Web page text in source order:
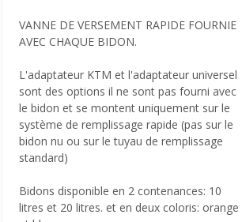
VANNE DE VERSEMENT RAPIDE FOURNIE
AVEC CHAQUE BIDON.
L'adaptateur KTM et l'adaptateur universel
sont des options il ne sont pas fourni avec
le bidon et se montent uniquement sur le
système de remplissage rapide (pas sur le
bidon nu ou sur le tuyau de remplissage
standard)
Bidons disponible en 2 contenances: 10
litres et 20 litres. et en deux coloris: orange